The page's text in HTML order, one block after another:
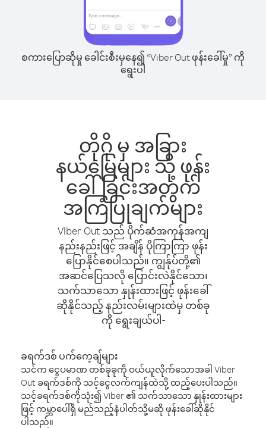
စကားပြောဆိုမှု ခေါင်းစီးမှနေ၍ “Viber Out ဖုန်းခေါ်မှု” ကို
ရွေးပါ
တိုဂို မှ အခြား
နယ်မြေများ သို့ ဖုန်း
ခေါ်ခြင်းအတွက်
အကြံပြုချက်များ
Viber Out သည် ပိုက်ဆံအကုန်အကျ
နည်းနည်းဖြင့် အချိန် ပိုကြာကြာ ဖုန်း
ပြောနိုင်စေပါသည်။ ကျွန်ုပ်တို့၏
အဆင်ပြေသလို ပြောင်းလဲနိုင်သော၊
သက်သာသော နှုန်းထားဖြင့် ဖုန်းခေါ်
ဆိုနိုင်သည့် နည်းလမ်းများထဲမှ တစ်ခု
ကို ရွေးချယ်ပါ-
ခရက်ဒစ် ပက်ကေ့ချ်များ
သင်က ငွေပမာဏ တစ်ခုခုကို ဝယ်ယူလိုက်သောအခါ Viber
Out ခရက်ဒစ်ကို သင့်ငွေလက်ကျန်ထဲသို့ ထည့်ပေးပါသည်။
သင့်ခရက်ဒစ်ကိုသုံး၍ Viber ၏ သက်သာသော နှုန်းထားများ
ဖြင့် ကမ္ဘာပေါ်ရှိ မည်သည့်နံပါတ်သို့မဆို ဖုန်းခေါ်ဆိုနိုင်
ပါသည်။